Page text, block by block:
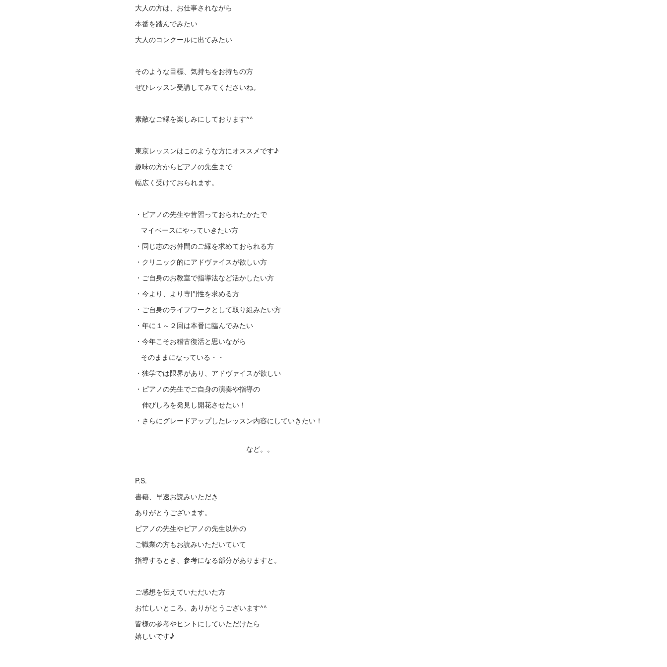
大人の方は、お仕事されながら
本番を踏んでみたい
大人のコンクールに出てみたい
そのような目標、気持ちをお持ちの方
ぜひレッスン受講してみてくださいね。
素敵なご縁を楽しみにしております^^
東京レッスンはこのような方にオススメです♪
趣味の方からピアノの先生まで
幅広く受けておられます。
・ピアノの先生や昔習っておられたかたで
マイペースにやっていきたい方
・同じ志のお仲間のご縁を求めておられる方
・クリニック的にアドヴァイスが欲しい方
・ご自身のお教室で指導法など活かしたい方
・今より、より専門性を求める方
・ご自身のライフワークとして取り組みたい方
・年に１～２回は本番に臨んでみたい
・今年こそお稽古復活と思いながら
そのままになっている・・
・独学では限界があり、アドヴァイスが欲しい
・ピアノの先生でご自身の演奏や指導の
伸びしろを発見し開花させたい！
・さらにグレードアップしたレッスン内容にしていきたい！
など。。
P.S.
書籍、早速お読みいただき
ありがとうございます。
ピアノの先生やピアノの先生以外の
ご職業の方もお読みいただいていて
指導するとき、参考になる部分がありますと。
ご感想を伝えていただいた方
お忙しいところ、ありがとうございます^^
皆様の参考やヒントにしていただけたら
嬉しいです♪